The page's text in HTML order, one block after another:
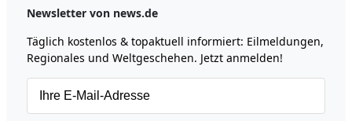
Newsletter von news.de
Täglich kostenlos & topaktuell informiert: Eilmeldungen,
Regionales und Weltgeschehen. Jetzt anmelden!